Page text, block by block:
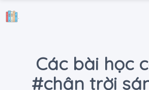
.
Các bài học
#chân trời